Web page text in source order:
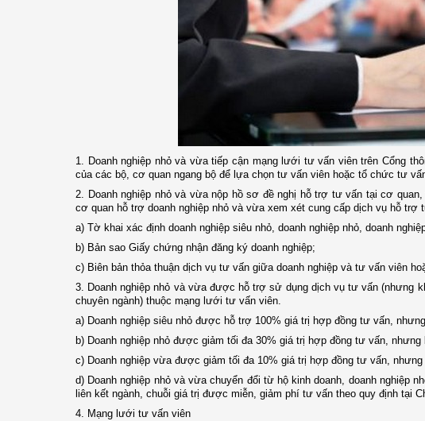
1. Doanh nghiệp nhỏ và vừa tiếp cận mạng lưới tư vấn viên trên Cổng
của các bộ, cơ quan ngang bộ để lựa chọn tư vấn viên hoặc tổ chức tư
2. Doanh nghiệp nhỏ và vừa nộp hồ sơ đề nghị hỗ trợ tư vấn tại cơ
cơ quan hỗ trợ doanh nghiệp nhỏ và vừa xem xét cung cấp dịch vụ hỗ
a) Tờ khai xác định doanh nghiệp siêu nhỏ, doanh nghiệp nhỏ, doanh
b) Bản sao Giấy chứng nhận đăng ký doanh nghiệp;
c) Biên bản thỏa thuận dịch vụ tư vấn giữa doanh nghiệp và tư vấn viên
3. Doanh nghiệp nhỏ và vừa được hỗ trợ sử dụng dịch vụ tư vấn (nhưng
chuyên ngành) thuộc mạng lưới tư vấn viên.
a) Doanh nghiệp siêu nhỏ được hỗ trợ 100% giá trị hợp đồng tư vấn,
b) Doanh nghiệp nhỏ được giảm tối đa 30% giá trị hợp đồng tư vấn, nhưng
c) Doanh nghiệp vừa được giảm tối đa 10% giá trị hợp đồng tư vấn, nhưng
d) Doanh nghiệp nhỏ và vừa chuyển đổi từ hộ kinh doanh, doanh nghiệp
liên kết ngành, chuỗi giá trị được miễn, giảm phí tư vấn theo quy định tại
4. Mạng lưới tư vấn viên